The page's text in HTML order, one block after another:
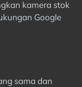
kamera stok
Google
sama dan